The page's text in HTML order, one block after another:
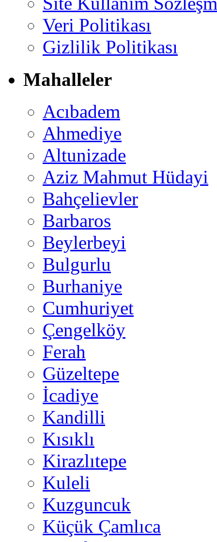
Veri Politikası
Gizlilik Politikası
Mahalleler
Acıbadem
Ahmediye
Altunizade
Aziz Mahmut Hüdayi
Bahçelievler
Barbaros
Beylerbeyi
Bulgurlu
Burhaniye
Cumhuriyet
Çengelköy
Ferah
Güzeltepe
İcadiye
Kandilli
Kısıklı
Kirazlıtepe
Kuleli
Kuzguncuk
Küçük Çamlıca